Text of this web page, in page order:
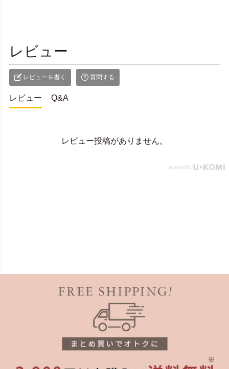
レビュー
レビューを書く 質問する
レビュー Q&A
レビュー投稿がありません。